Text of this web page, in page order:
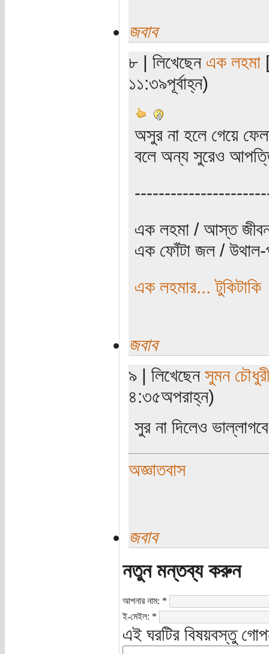
জবাব
৮ | লিখেছেন এক লহমা
১১:৩৯পূর্বাহ্ন)
অসুর না হলে গেয়ে
বলে অন্য সুরেও
এক লহমা / আস্ত
এক ফোঁটা জল /
এক লহমার... টুকিটাকি
জবাব
৯ | লিখেছেন সুমন চৌধুরী
৪:৩৫অপরাহ্ন)
সুর না দিলেও
অজ্ঞাতবাস
জবাব
নতুন মন্তব্য করুন
আপনার নাম: *
ই-মেইল: *
এই ঘরটির বিষয়বস্তু